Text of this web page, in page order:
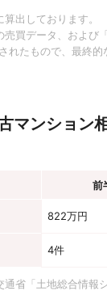
出しております。
買データ、および
れたもので、最終的
マンション
前
822万円
4件
省「土地総合情報